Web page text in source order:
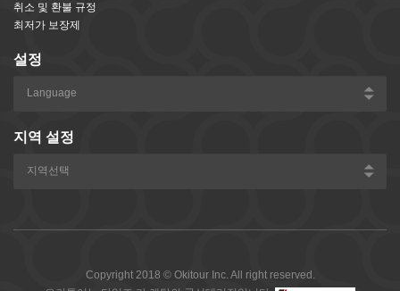
취소 및 환불 규정
최저가 보장제
설정
지역 설정
Copyright 2018 © Okitour Inc. All right reserved.